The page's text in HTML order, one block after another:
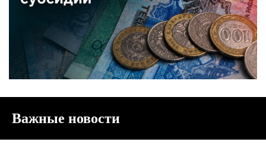
Важные новости